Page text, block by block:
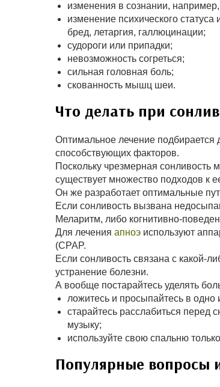
изменения в сознании,
изменение психического
бред, летаргия, галлюцинации;
судороги или припадки;
невозможность согреться;
сильная головная боль;
скованность мышц шеи.
Что делать при
Оптимальное лечение подбирается
способствующих факторов.
Поскольку чрезмерная сонливость
существует множество подходов к
Он же разработает оптимальные
Если сонливость вызвана
Меларитм, либо когнитивно-
Для лечения апноэ используют
(CPAP.
Если сонливость связана с какой-
устранение болезни.
А вообще постарайтесь уделять
ложитесь и просыпайтесь в одно
старайтесь расслабиться перед
музыку;
используйте свою спальню
Популярные вопросы